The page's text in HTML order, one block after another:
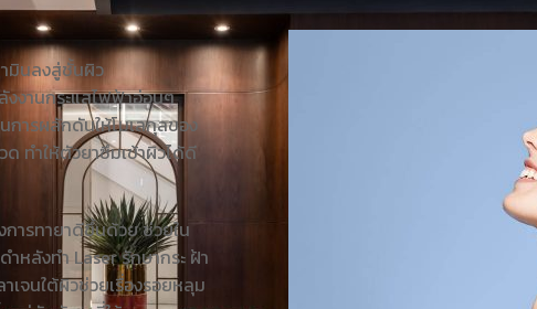
ามินลงสู่ชั้นผิว
งานกระแสไฟฟ้าอ่อนๆ
การผลักดันให้โมเลกุลของ
ทำให้ตัวยาซึมเข้าผิวได้ดี
การทายาดีขึ้นด้วย ช่วยใน
หลังทำ Laser รักษากระ ฝ้า
เจนใต้ผิวช่วยเรื่องรอยหลุม